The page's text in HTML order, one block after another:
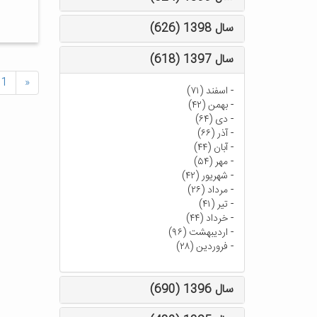
«
1
سال 1398 (626)
سال 1397 (618)
- اسفند (۷۱)
-بهمن (۴۲)
- دی (۶۴)
-آذر (۶۶)
-آبان (۴۴)
-مهر (۵۴)
- شهریور (۴۲)
-مرداد (۲۶)
-تیر (۴۱)
-خرداد (۴۴)
- اردیبهشت (۹۶)
- فروردین (۲۸)
سال 1396 (690)